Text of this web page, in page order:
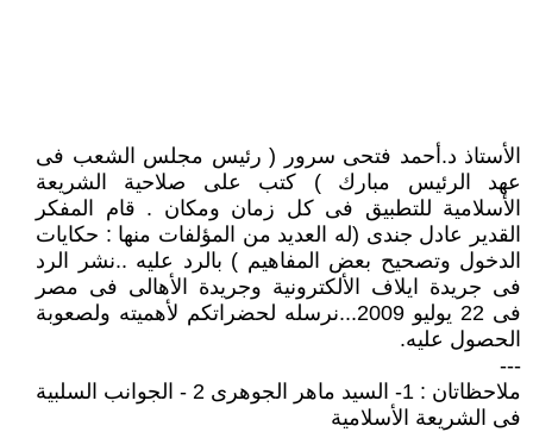
الأستاذ د.أحمد فتحى سرور ( رئيس مجلس الشعب فى
عهد الرئيس مبارك ) كتب على صلاحية الشريعة
الأسلامية للتطبيق فى كل زمان ومكان . قام المفكر
القدير عادل جندى (له العديد من المؤلفات منها : حكايات
الدخول وتصحيح بعض المفاهيم ) بالرد عليه ..نشر الرد
فى جريدة ايلاف الألكترونية وجريدة الأهالى فى مصر
فى 22 يوليو 2009...نرسله لحضراتكم لأهميته ولصعوبة
الحصول عليه.
---
ملاحظاتان : 1- السيد ماهر الجوهرى 2 - الجوانب السلبية
فى الشريعة الأسلامية